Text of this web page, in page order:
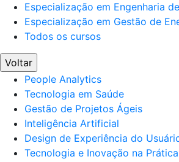
Especialização em Engenharia
Especialização em Gestão de
Todos os cursos
Voltar
People Analytics
Tecnologia em Saúde
Gestão de Projetos Ágeis
Inteligência Artificial
Design de Experiência do
Tecnologia e Inovação na